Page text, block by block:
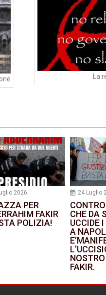
La
2026
PER
FAKIR
POLIZIA!
24 Luglio
CHE DA
UCCIDE
A
FAKIR.